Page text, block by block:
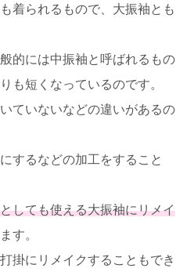
着られるもので、大振袖とも
的には中振袖と呼ばれるもの
も短くなっているのです。
ていないなどの違いがあるの
するなどの加工をすること
しても使える大振袖にリメイ
す。
掛にリメイクすることもでき